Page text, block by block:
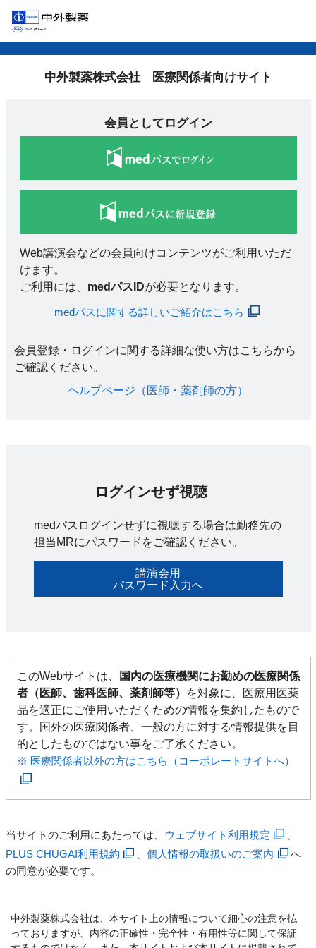
中外製薬株式会社 医療関係者向けサイト
会員としてログイン
Web講演会などの会員向けコンテンツがご利用いただ
けます。
ご利用には、 medパスIDが必要となります。
medパスに関する詳しいご紹介はこちら
会員登録・ログインに関する詳細な使い方はこちらから
ご確認ください。​
ヘルプページ（医師・薬剤師の方）​
ログインせず視聴
medパスログインせずに視聴する場合は勤務先の
担当MRにパスワードをご確認ください。
講演会用
パスワード入力へ
このWebサイトは、
国内の医療機関にお勤めの医療関係
者（医師、歯科医師、薬剤師等）
を対象に、医療用医薬
品を適正にご使用いただくための情報を集約したもので
す。国外の医療関係者、一般の方に対する情報提供を目
的としたものではない事をご了承ください。
※ 医療関係者以外の方はこちら（コーポレートサイトへ）
当サイトのご利用にあたっては、 ウェブサイト利用規定
PLUS CHUGAI利用規約
、個人情報の取扱いのご案内
へ
の同意が必要です。
中外製薬株式会社は、本サイト上の情報について細心の注意を払
っておりますが、内容の正確性・完全性・有用性等に関して保証